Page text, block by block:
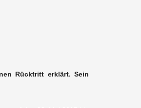
Rücktritt erklärt. Sein